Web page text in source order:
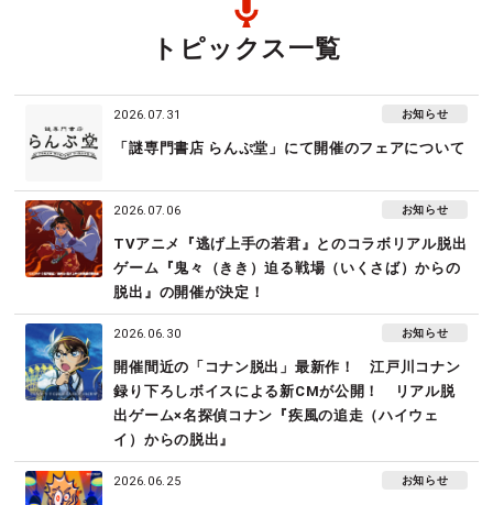
トピックス一覧
2026.07.31 お知らせ
「謎専門書店 らんぷ堂」にて開催のフェアについて
2026.07.06 お知らせ
TVアニメ『逃げ上手の若君』とのコラボリアル脱出
ゲーム『鬼々（きき）迫る戦場（いくさば）からの
脱出』の開催が決定！
2026.06.30 お知らせ
開催間近の「コナン脱出」最新作！　江戸川コナン
録り下ろしボイスによる新CMが公開！　リアル脱
出ゲーム×名探偵コナン『疾風の追走（ハイウェ
イ）からの脱出』
2026.06.25 お知らせ